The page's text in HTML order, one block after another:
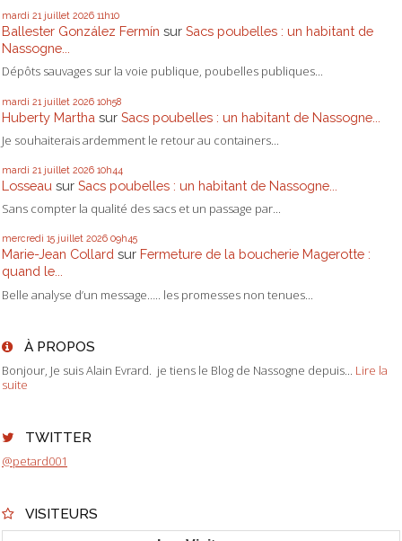
mardi 21 juillet 2026 11h10
Ballester González Fermín sur Sacs poubelles : un habitant de
Nassogne...
Dépôts sauvages sur la voie publique, poubelles publiques...
mardi 21 juillet 2026 10h58
Huberty Martha sur Sacs poubelles : un habitant de Nassogne...
Je souhaiterais ardemment le retour au containers...
mardi 21 juillet 2026 10h44
Losseau sur Sacs poubelles : un habitant de Nassogne...
Sans compter la qualité des sacs et un passage par...
mercredi 15 juillet 2026 09h45
Marie-Jean Collard sur Fermeture de la boucherie Magerotte :
quand le...
Belle analyse d’un message….. les promesses non tenues...
À PROPOS
Bonjour, Je suis Alain Evrard. je tiens le Blog de Nassogne depuis... Lire la
suite
TWITTER
@petard001
VISITEURS